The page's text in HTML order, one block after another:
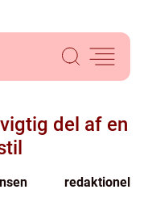
del af en
redaktionel